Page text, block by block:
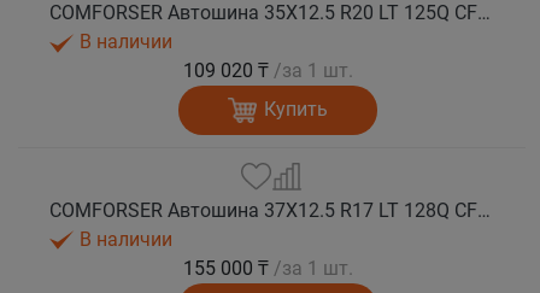
COMFORSER Автошина 35X12.5 R20 LT 125Q CF9000 R/T RWL 12PR лето
В наличии
109 020 ₸ /за 1 шт.
Купить
COMFORSER Автошина 37X12.5 R17 LT 128Q CF9000 R/T RWL 12PR лето
В наличии
155 000 ₸ /за 1 шт.